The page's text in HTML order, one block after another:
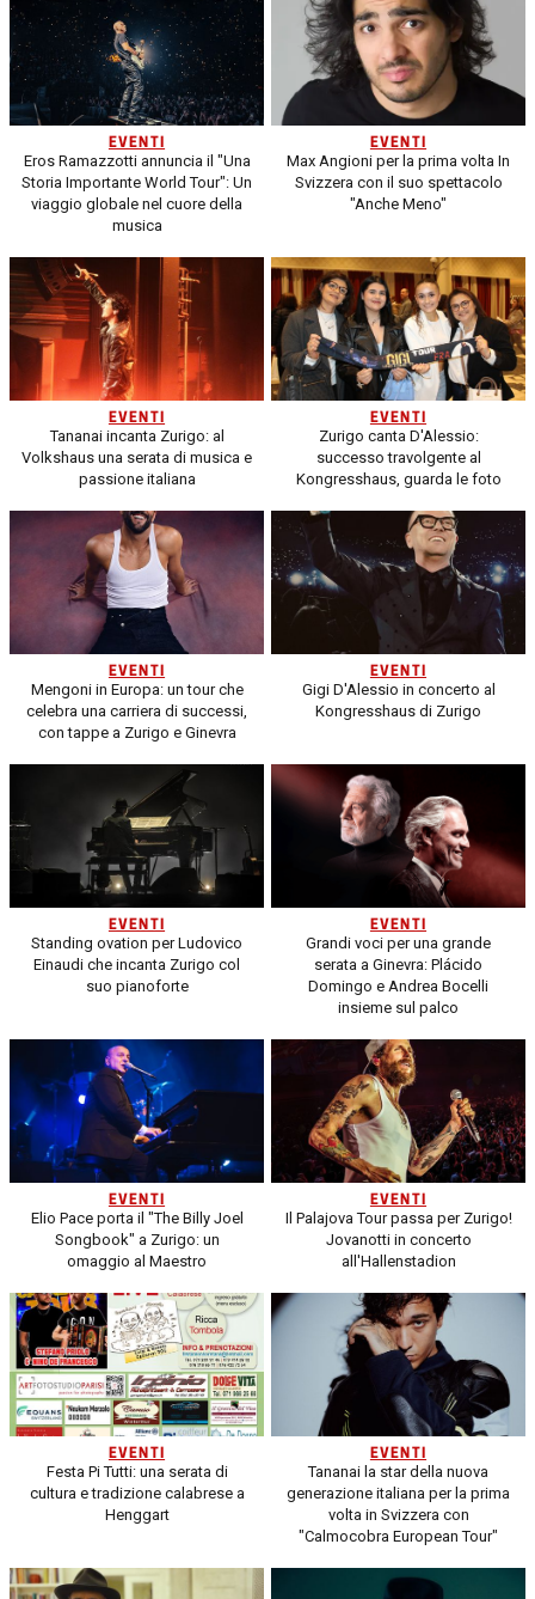
EVENTI
Eros Ramazzotti annuncia il "Una
Storia Importante World Tour": Un
viaggio globale nel cuore della
musica
EVENTI
Max Angioni per la prima volta In
Svizzera con il suo spettacolo
"Anche Meno"
EVENTI
Tananai incanta Zurigo: al
Volkshaus una serata di musica e
passione italiana
EVENTI
Zurigo canta D'Alessio:
successo travolgente al
Kongresshaus, guarda le foto
EVENTI
Mengoni in Europa: un tour che
celebra una carriera di successi,
con tappe a Zurigo e Ginevra
EVENTI
Gigi D'Alessio in concerto al
Kongresshaus di Zurigo
EVENTI
Standing ovation per Ludovico
Einaudi che incanta Zurigo col
suo pianoforte
EVENTI
Grandi voci per una grande
serata a Ginevra: Plácido
Domingo e Andrea Bocelli
insieme sul palco
EVENTI
Elio Pace porta il "The Billy Joel
Songbook" a Zurigo: un
omaggio al Maestro
EVENTI
Il Palajova Tour passa per Zurigo!
Jovanotti in concerto
all'Hallenstadion
EVENTI
Festa Pi Tutti: una serata di
cultura e tradizione calabrese a
Henggart
EVENTI
Tananai la star della nuova
generazione italiana per la prima
volta in Svizzera con
"Calmocobra European Tour"